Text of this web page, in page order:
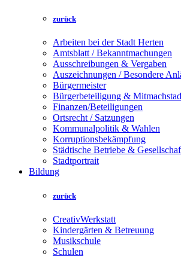
zurück
Arbeiten bei der Stadt Herten
Amtsblatt / Bekanntmachungen
Ausschreibungen & Vergaben
Auszeichnungen / Besondere
Bürgermeister
Bürgerbeteiligung &
Finanzen/Beteiligungen
Ortsrecht / Satzungen
Kommunalpolitik & Wahlen
Korruptionsbekämpfung
Städtische Betriebe &
Stadtportrait
Bildung
zurück
CreativWerkstatt
Kindergärten & Betreuung
Musikschule
Schulen